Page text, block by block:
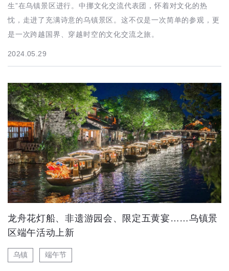
生”在乌镇景区进行。中挪文化交流代表团，怀着对文化的热
忱，走进了充满诗意的乌镇景区。这不仅是一次简单的参观，更
是一次跨越国界、穿越时空的文化交流之旅。
2024.05.29
龙舟花灯船、非遗游园会、限定五黄宴……乌镇景
区端午活动上新
乌镇 端午节